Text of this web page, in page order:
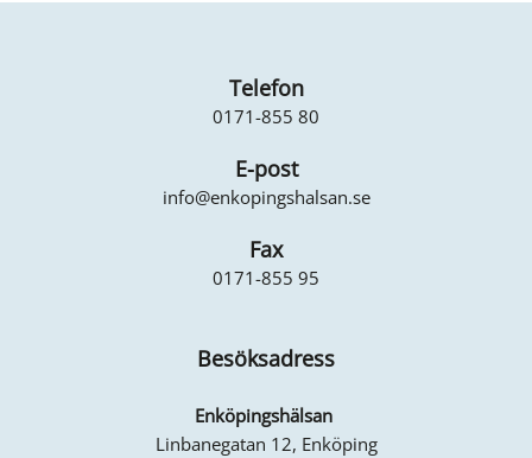
Telefon
0171-855 80
E-post
info@enkopingshalsan.se
Fax
0171-855 95
Besöksadress
Enköpingshälsan
Linbanegatan 12, Enköping